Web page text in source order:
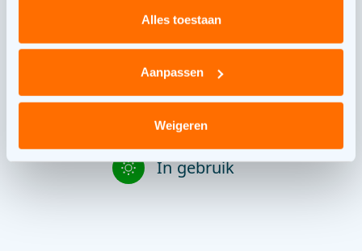
Alles toestaan
Aanpassen
Weigeren
Financiering
Bouw
In gebruik